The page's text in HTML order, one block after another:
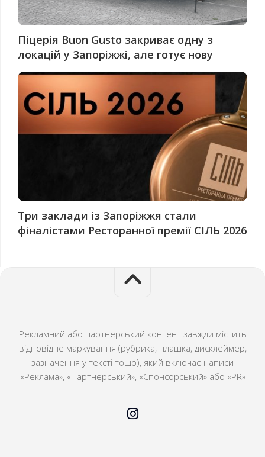
Піцерія Buon Gusto закриває одну з
локацій у Запоріжжі, але готує нову
Три заклади із Запоріжжя стали
фіналістами Ресторанної премії СІЛЬ 2026
Рекламний або партнерський контент завжди містить
відповідне маркування (рубрика, плашка, дисклеймер,
зазначення у тексті тощо), який включає написи
«Реклама», «Партнерський», «Спонсорський» або «PR»